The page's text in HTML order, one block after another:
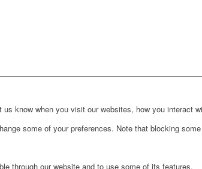
know when you visit our websites, how you interact
some of your preferences. Note that blocking
through our website and to use some of its features.